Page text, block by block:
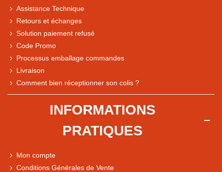
Comparaison des performances du magasin
Assistance Technique
Retours et échanges
Solution paiement refusé
Code Promo
Processus emballage commandes
Livraison
Comment bien réceptionner son colis ?
INFORMATIONS
PRATIQUES
Mon compte
Conditions Générales de Vente